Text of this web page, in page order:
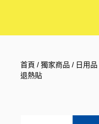
首頁 /獨家商品 / 日用品
退熱貼